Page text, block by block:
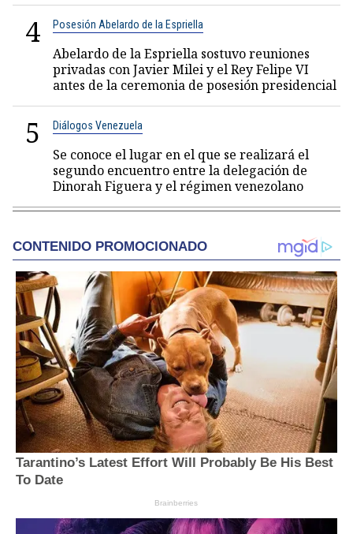
4 Posesión Abelardo de la Espriella
Abelardo de la Espriella sostuvo reuniones
privadas con Javier Milei y el Rey Felipe VI
antes de la ceremonia de posesión presidencial
5 Diálogos Venezuela
Se conoce el lugar en el que se realizará el
segundo encuentro entre la delegación de
Dinorah Figuera y el régimen venezolano